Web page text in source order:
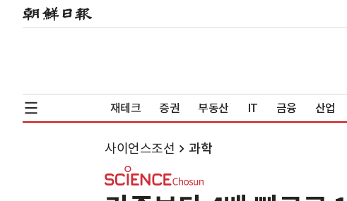
재테크 증권 부동산 IT 금융 산업
사이언스조선 과학